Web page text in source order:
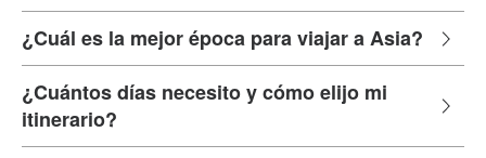
¿Cuál es la mejor época para viajar a Asia?
¿Cuántos días necesito y cómo elijo mi
itinerario?